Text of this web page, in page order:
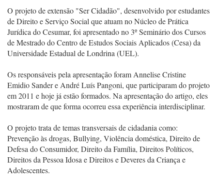
O projeto de extensão "Ser Cidadão", desenvolvido por estudantes
de Direito e Serviço Social que atuam no Núcleo de Prática
Jurídica do Cesumar, foi apresentado no 3º Seminário dos Cursos
de Mestrado do Centro de Estudos Sociais Aplicados (Cesa) da
Universidade Estadual de Londrina (UEL).
Os responsáveis pela apresentação foram Annelise Cristine
Emidio Sander e André Luís Pangoni, que participaram do projeto
em 2011 e hoje já estão formados. Na apresentação do artigo, eles
mostraram de que forma ocorreu essa experiência interdisciplinar.
O projeto trata de temas transversais de cidadania como:
Prevenção às drogas, Bullying, Violência doméstica, Direito de
Defesa do Consumidor, Direito da Família, Direitos Políticos,
Direitos da Pessoa Idosa e Direitos e Deveres da Criança e
Adolescentes.